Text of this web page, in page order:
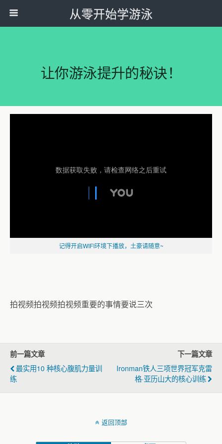
从零开始学游泳
让你游泳提升的秘诀！
记得开启WIFI环境下播放，土豪请随意~
拍视频拍视频拍视频重要的事情要说三次
前一篇文章
最实用10 种核心腹肌力量训
练
下一篇文章
Ironman铁人三项世界冠军克雷
格·亚历山大的核心训练
返回顶部